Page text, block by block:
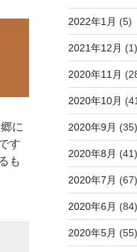
に
す
も
2022年1月 (5)
2021年12月 (1)
2020年11月
2020年10月
2020年9月 (35)
2020年8月 (41)
2020年7月 (67)
2020年6月 (84)
2020年5月 (55)